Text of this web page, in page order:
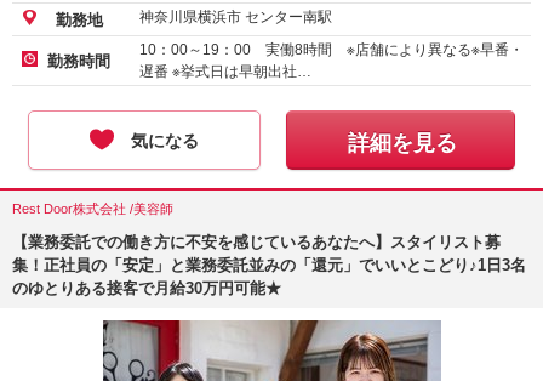
勤務地 神奈川県横浜市 センター南駅
勤務時間
10：00～19：00 実働8時間 ※店舗により異なる※早番・
遅番 ※挙式日は早朝出社…
気になる 詳細を見る
Rest Door株式会社 /美容師
【業務委託での働き方に不安を感じているあなたへ】スタイリスト募
集！正社員の「安定」と業務委託並みの「還元」でいいとこどり♪1日3名
のゆとりある接客で月給30万円可能★